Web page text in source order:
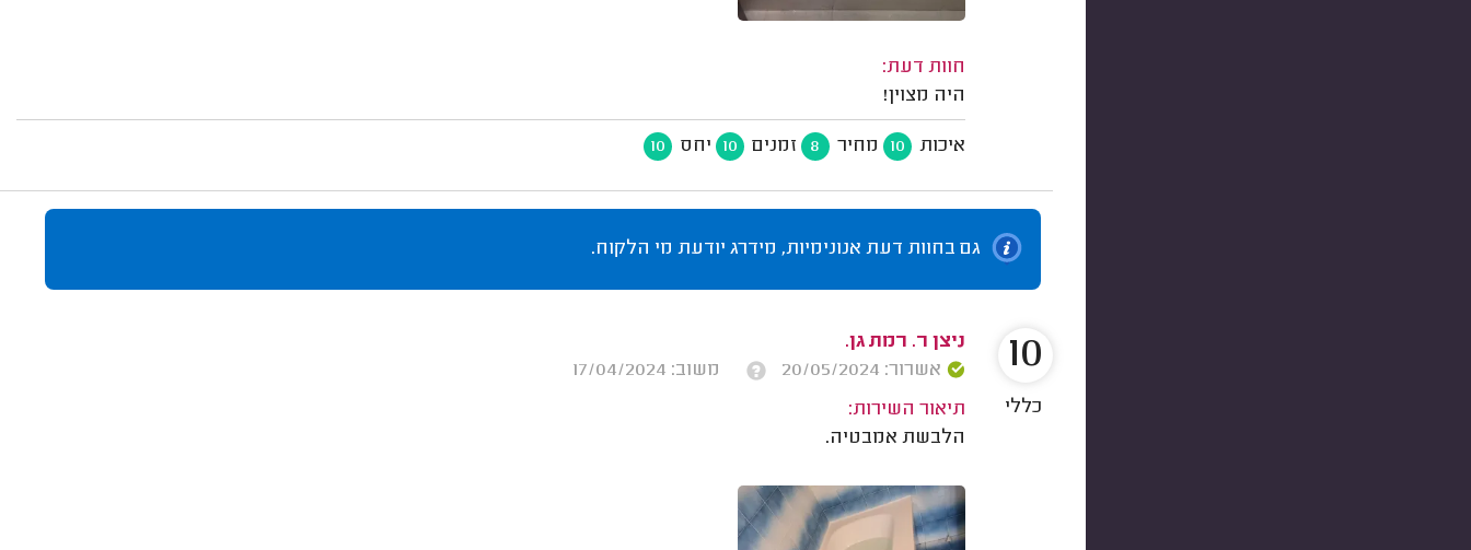
חוות דעת:
היה מצוין!
איכות 10 מחיר 8 זמנים 10 יחס 10
גם בחוות דעת אנונימיות, מידרג יודעת מי הלקוח.
ניצן ר. רמת גן.
אשרור: 20/05/2024
משוב: 17/04/2024
תיאור השירות:
הלבשת אמבטיה.
10
כללי